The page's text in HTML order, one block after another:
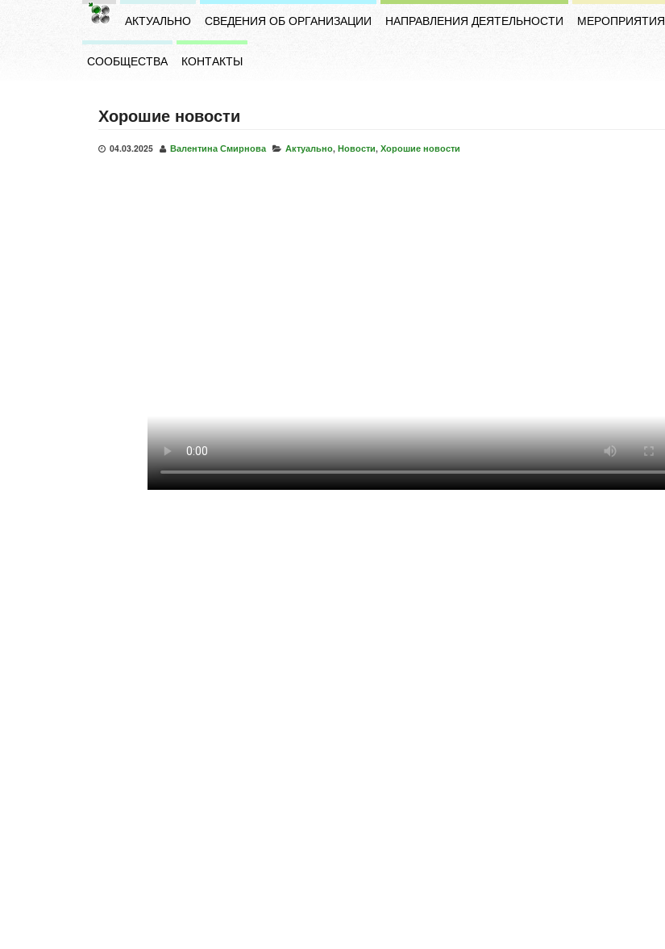
АКТУАЛЬНО СВЕДЕНИЯ ОБ ОРГАНИЗАЦИИ НАПРАВЛЕНИЯ ДЕЯТЕЛЬНОСТИ МЕРОПРИЯТИЯ
СООБЩЕСТВА КОНТАКТЫ
Хорошие новости
04.03.2025 Валентина Смирнова Актуально, Новости, Хорошие новости